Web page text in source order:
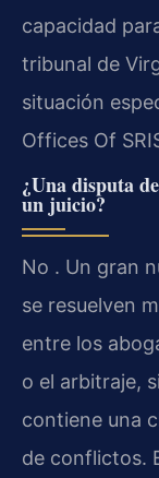
capacidad
tribunal de
situación
Offices Of
¿Una disputa
un juicio?
No . Un gran
se resuelven
entre los
o el arbitraje,
contiene una
de conflictos.